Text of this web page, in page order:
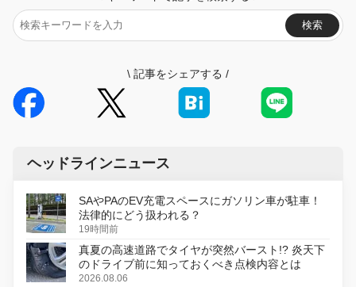
検索
\ 記事をシェアする /
ヘッドラインニュース
SAやPAのEV充電スペースにガソリン車が駐車！
法律的にどう扱われる？
19時間前
真夏の高速道路でタイヤが突然バースト!? 炎天下
のドライブ前に知っておくべき点検内容とは
2026.08.06